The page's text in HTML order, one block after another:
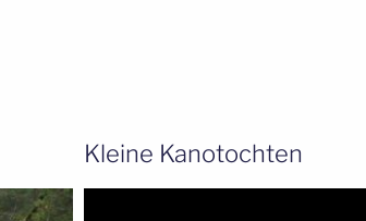
Kleine Kanotochten